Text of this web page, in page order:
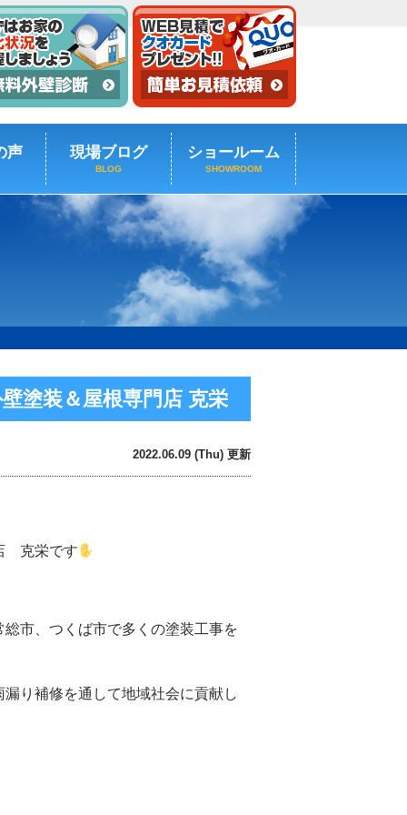
声 現場ブログ
BLOG
ショールーム
SHOWROOM
塗装＆屋根専門店 克栄
2022.06.09 (Thu) 更新
克栄です
市、つくば市で多くの塗装工事を
り補修を通して地域社会に貢献し